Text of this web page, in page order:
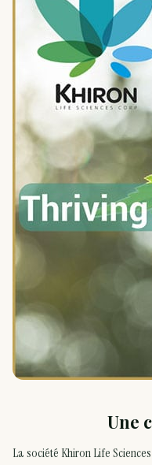
Une
La société Khiron Life